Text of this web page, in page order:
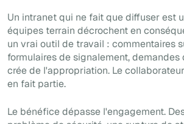
Un intranet qui ne fait que diffuser est
équipes terrain décrochent en
un vrai outil de travail : commentaires
formulaires de signalement,
crée de l'appropriation. Le
en fait partie.
Le bénéfice dépasse l'engagement.